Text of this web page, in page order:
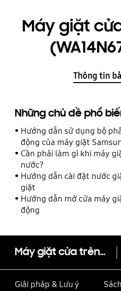
Máy giặt
Thông tin
Những chủ đề phổ
Hướng dẫn sử dụng bộ
động của máy giặt
Cần phải làm gì khi máy
nước?
Hướng dẫn cài đặt nước
giặt
Hướng dẫn mở cửa máy
động
Máy giặt cửa trên 14kg (WA14N6780CV)
Giải pháp & Lưu ý